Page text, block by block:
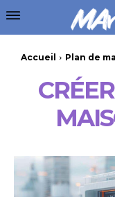
Accueil Plan de